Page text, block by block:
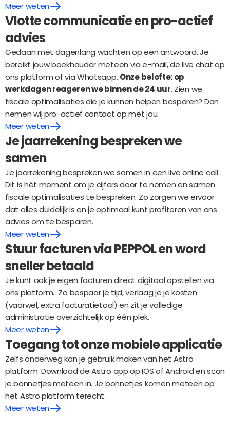
Meer weten
Vlotte communicatie en pro-actief
advies
Gedaan met dagenlang wachten op een antwoord. Je
bereikt jouw boekhouder meteen via e-mail, de live chat op
ons platform of via Whatsapp. Onze belofte: op
werkdagen reageren we binnen de 24 uur. Zien we
fiscale optimalisaties die je kunnen helpen besparen? Dan
nemen wij pro-actief contact op met jou.
Meer weten
Je jaarrekening bespreken we
samen
Je jaarrekening bespreken we samen in een live online call.
Dit is hét moment om je cijfers door te nemen en samen
fiscale optimalisaties te bespreken. Zo zorgen we ervoor
dat alles duidelijk is en je optimaal kunt profiteren van ons
advies om te besparen.
Meer weten
Stuur facturen via PEPPOL en word
sneller betaald
Je kunt ook je eigen facturen direct digitaal opstellen via
ons platform.  Zo bespaar je tijd, verlaag je je kosten
(vaarwel, extra facturatietool) en zit je volledige
administratie overzichtelijk op één plek.
Meer weten
Toegang tot onze mobiele applicatie
Zelfs onderweg kan je gebruik maken van het Astro
platform. Download de Astro app op IOS of Android en scan
je bonnetjes meteen in. Je bonnetjes komen meteen op
het Astro platform terecht.
Meer weten